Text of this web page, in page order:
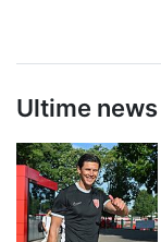
Ultime news